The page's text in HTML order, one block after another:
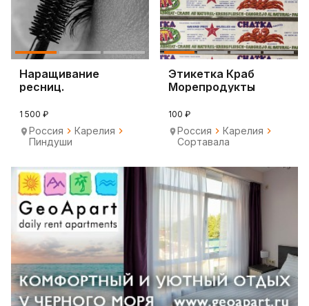
Наращивание
ресниц.
1 500 ₽
Россия
Карелия
Пиндуши
Этикетка Краб
Морепродукты
100 ₽
Россия
Карелия
Сортавала